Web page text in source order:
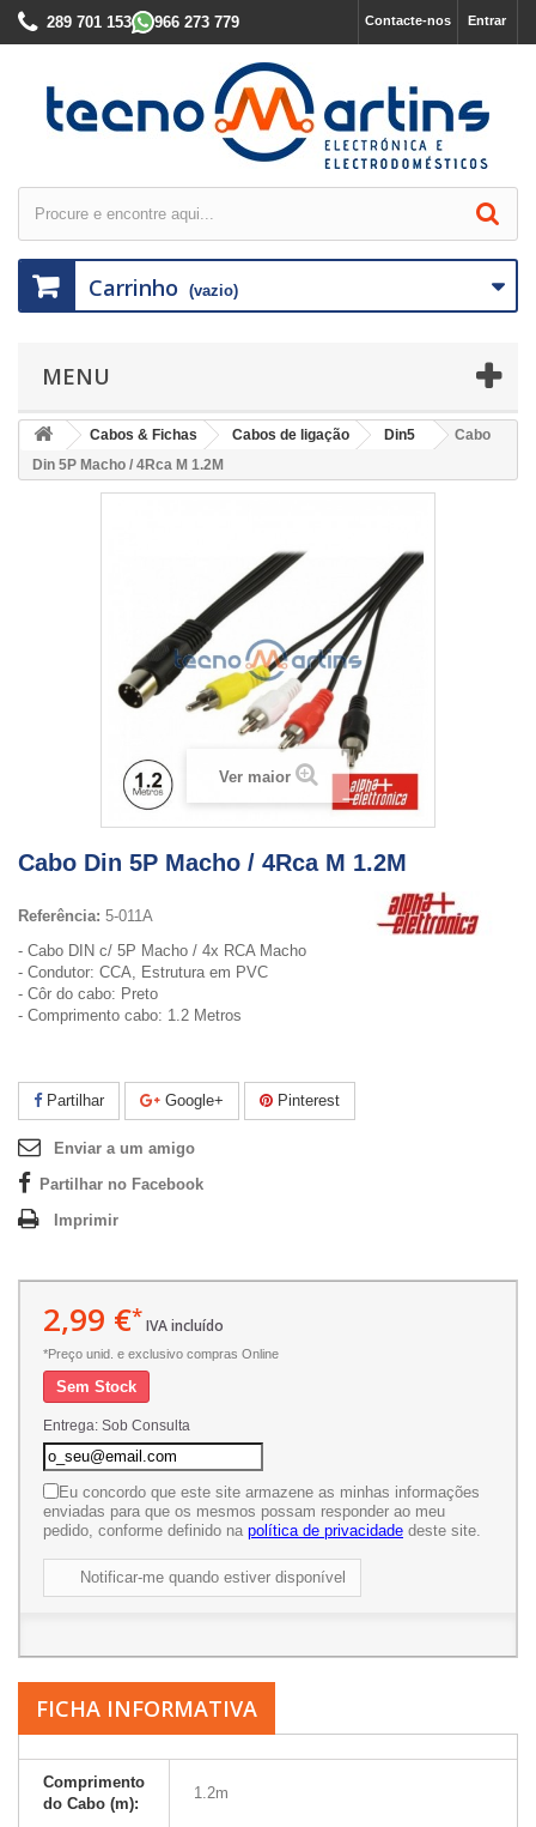
Entrar
Contacte-nos
289 701 153 966 273 779
Carrinho (vazio)
MENU
Cabos & Fichas Cabos de ligação Din5
Cabo
Din 5P Macho / 4Rca M 1.2M
Ver maior
Cabo Din 5P Macho / 4Rca M 1.2M
Referência: 5-011A
- Cabo DIN c/ 5P Macho / 4x RCA Macho
- Condutor: CCA, Estrutura em PVC
- Côr do cabo: Preto
- Comprimento cabo: 1.2 Metros
Partilhar Google+ Pinterest
Enviar a um amigo
Partilhar no Facebook
Imprimir
2,99 €*IVA incluído
*Preço unid. e exclusivo compras Online
Sem Stock
Entrega: Sob Consulta
Eu concordo que este site armazene as minhas informações
enviadas para que os mesmos possam responder ao meu
pedido, conforme definido na política de privacidade deste site.
Notificar-me quando estiver disponível
FICHA INFORMATIVA
Comprimento
do Cabo (m):
1.2m